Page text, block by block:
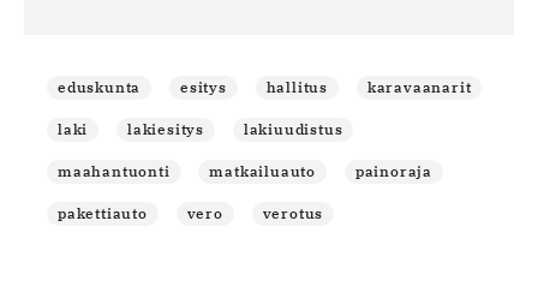
eduskunta esitys hallitus karavaanarit
laki lakiesitys lakiuudistus
maahantuonti matkailuauto painoraja
pakettiauto vero verotus